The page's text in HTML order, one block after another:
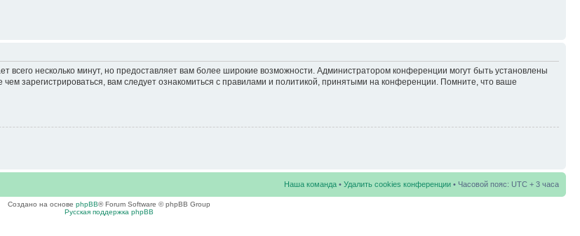
несколько минут, но предоставляет вам более широкие возможности. Администратором конференции могут быть установлены
зарегистрироваться, вам следует ознакомиться с правилами и политикой, принятыми на конференции. Помните, что ваше
Наша команда • Удалить cookies конференции • Часовой пояс: UTC + 3 часа
Создано на основе phpBB® Forum Software © phpBB Group
Русская поддержка phpBB